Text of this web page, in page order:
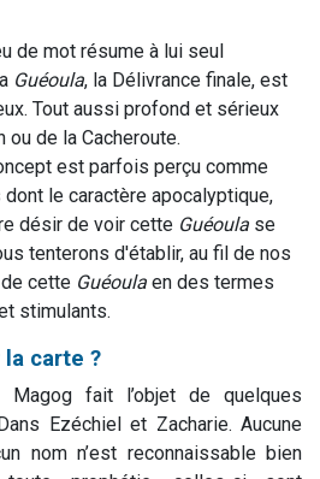
de mot résume à lui seul
Guéoula, la Délivrance finale, est
Tout aussi profond et sérieux
ou de la Cacheroute.
est parfois perçu comme
le caractère apocalyptique,
désir de voir cette Guéoula se
tenterons d'établir, au fil de nos
cette Guéoula en des termes
stimulants.
la carte ?
fait l’objet de quelques
Ezéchiel et Zacharie. Aucune
nom n’est reconnaissable bien